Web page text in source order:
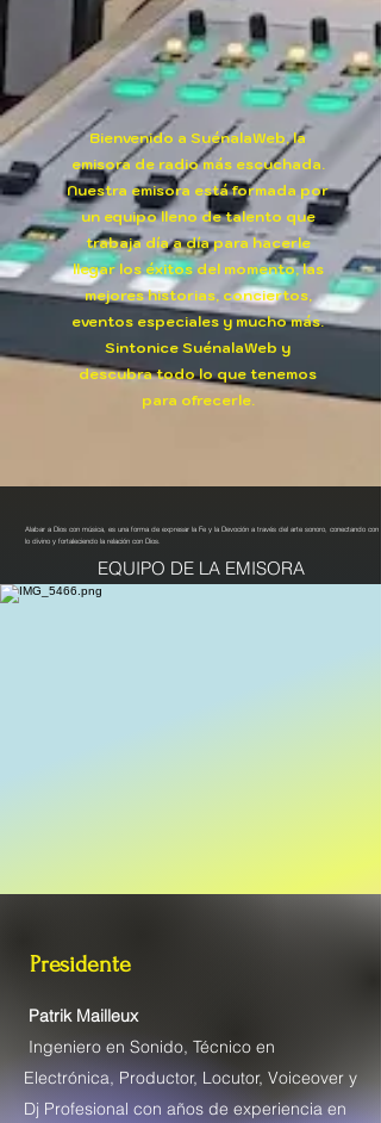
Bienvenido a SuénalaWeb, la
emisora de radio más escuchada.
Nuestra emisora está formada por
un equipo lleno de talento que
trabaja día a día para hacerle
llegar los éxitos del momento, las
mejores historias, conciertos,
eventos especiales y mucho más.
Sintonice SuénalaWeb y
descubra todo lo que tenemos
para ofrecerle.
Alabar a Dios con música, es una forma de expresar la Fe y la Devoción a través del arte sonoro, conectando con
lo divino y fortaleciendo la relación con Dios.
EQUIPO DE LA EMISORA
Presidente
Patrik Mailleux
Ingeniero en Sonido, Técnico en
Electrónica, Productor, Locutor, Voiceover y
Dj Profesional con años de experiencia en